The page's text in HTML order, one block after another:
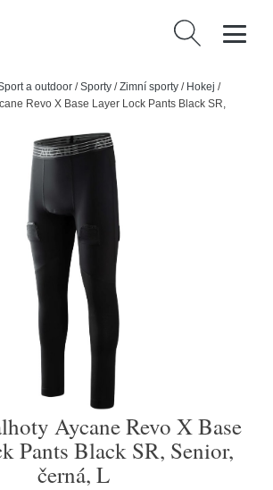
Vyhledávání
a outdoor /Sporty /Zimní sporty / Hokej /
Revo X Base Layer Lock Pants Black SR,
Aycane Revo X Base
Pants Black SR, Senior,
černá, L